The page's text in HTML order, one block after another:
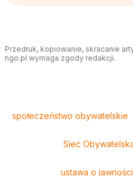
Przedruk, kopiowanie, skracanie
ngo.pl wymaga zgody redakcji.
społeczeństwo obywatelskie
Sieć
ustawa o